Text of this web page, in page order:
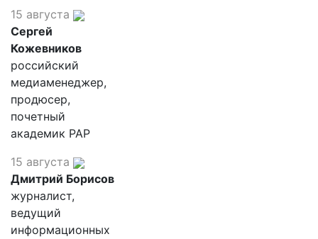
15 августа
Сергей
Кожевников
российский
медиаменеджер,
продюсер,
почетный
академик РАР
15 августа
Дмитрий Борисов
журналист,
ведущий
информационных